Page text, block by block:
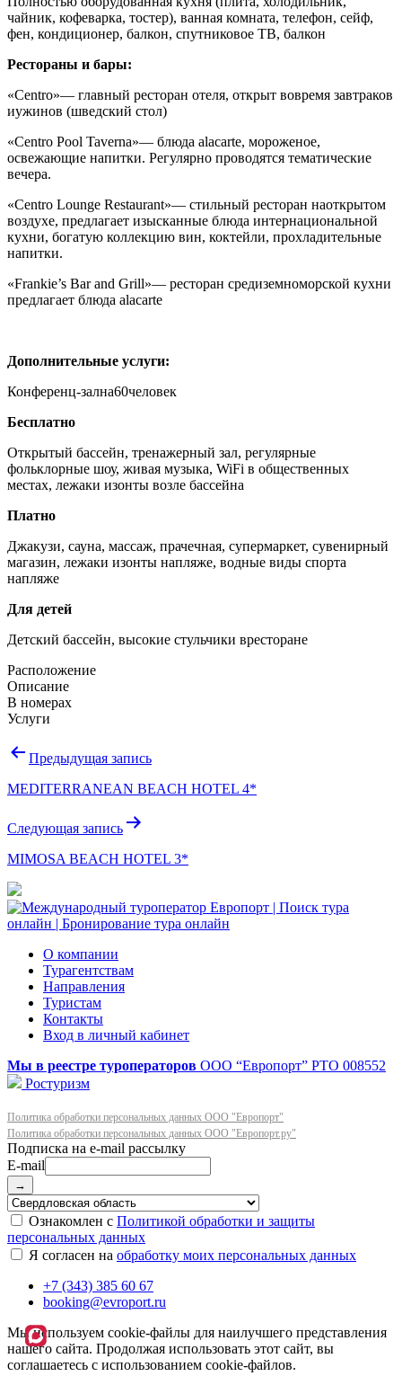
чайник, кофеварка, тостер), ванная комната, телефон, сейф,
фен, кондиционер, балкон, спутниковое ТВ, балкон
Рестораны и бары:
«Centro»— главный ресторан отеля, открыт вовремя завтраков
иужинов (шведский стол)
«Centro Pool Taverna»— блюда alacarte, мороженое,
освежающие напитки. Регулярно проводятся тематические
вечера.
«Centro Lounge Restaurant»— стильный ресторан наоткрытом
воздухе, предлагает изысканные блюда интернациональной
кухни, богатую коллекцию вин, коктейли, прохладительные
напитки.
«Frankie’s Bar and Grill»— ресторан средиземноморской кухни
предлагает блюда alacarte
Дополнительные услуги:
Конференц-зална60человек
Бесплатно
Открытый бассейн, тренажерный зал, регулярные
фольклорные шоу, живая музыка, WiFi в общественных
местах, лежаки изонты возле бассейна
Платно
Джакузи, сауна, массаж, прачечная, супермаркет, сувенирный
магазин, лежаки изонты напляже, водные виды спорта
напляже
Для детей
Детский бассейн, высокие стульчики вресторане
Расположение
Описание
В номерах
Услуги
Навигация
записям
Предыдущая запись
MEDITERRANEAN BEACH HOTEL 4*
Следующая запись
MIMOSA BEACH HOTEL 3*
О компании
Турагентствам
Направления
Туристам
Контакты
Вход в личный кабинет
Мы в реестре туроператоров ООО “Европорт” РТО 008552
Ростуризм
Политика обработки персональных данных ООО "Европорт"
Политика обработки персональных данных ООО "Европорт.ру"
E-mail
→
Ознакомлен с Политикой обработки и защиты
персональных данных
Я согласен на обработку моих персональных данных
+7 (343) 385 60 67
booking@evroport.ru
Мы используем cookie-файлы для наилучшего представления
нашего сайта. Продолжая использовать этот сайт, вы
соглашаетесь с использованием cookie-файлов.